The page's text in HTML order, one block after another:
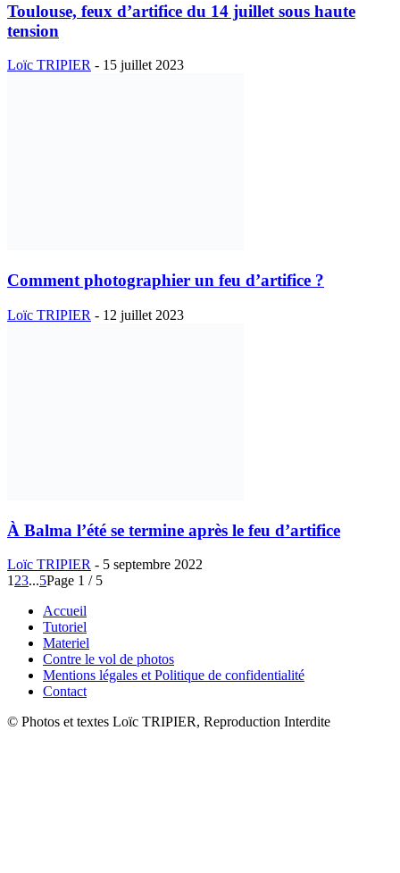
Toulouse, feux d’artifice du 14 juillet sous haute
tension
Loïc TRIPIER - 15 juillet 2023
Comment photographier un feu d’artifice ?
Loïc TRIPIER - 12 juillet 2023
À Balma l’été se termine après le feu d’artifice
Loïc TRIPIER - 5 septembre 2022
1 23...5Page 1 / 5
Accueil
Tutoriel
Materiel
Contre le vol de photos
Mentions légales et Politique de confidentialité
Contact
© Photos et textes Loïc TRIPIER, Reproduction Interdite